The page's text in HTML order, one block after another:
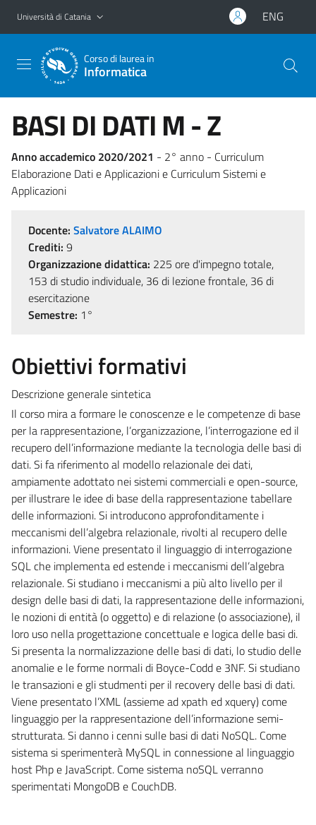
Vai al contenuto principale
Vai al menu di navigazione
Università di Catania ENG
Corso di laurea in
Informatica
BASI DI DATI M - Z
Anno accademico 2020/2021 - 2° anno - Curriculum
Elaborazione Dati e Applicazioni e Curriculum Sistemi e
Applicazioni
Docente: Salvatore ALAIMO
Crediti: 9
Organizzazione didattica: 225 ore d'impegno totale,
153 di studio individuale, 36 di lezione frontale, 36 di
esercitazione
Semestre: 1°
Obiettivi formativi
Descrizione generale sintetica
Il corso mira a formare le conoscenze e le competenze di base
per la rappresentazione, l’organizzazione, l’interrogazione ed il
recupero dell’informazione mediante la tecnologia delle basi di
dati. Si fa riferimento al modello relazionale dei dati,
ampiamente adottato nei sistemi commerciali e open-source,
per illustrare le idee di base della rappresentazione tabellare
delle informazioni. Si introducono approfonditamente i
meccanismi dell’algebra relazionale, rivolti al recupero delle
informazioni. Viene presentato il linguaggio di interrogazione
SQL che implementa ed estende i meccanismi dell’algebra
relazionale. Si studiano i meccanismi a più alto livello per il
design delle basi di dati, la rappresentazione delle informazioni,
le nozioni di entità (o oggetto) e di relazione (o associazione), il
loro uso nella progettazione concettuale e logica delle basi di.
Si presenta la normalizzazione delle basi di dati, lo studio delle
anomalie e le forme normali di Boyce-Codd e 3NF. Si studiano
le transazioni e gli studmenti per il recovery delle basi di dati.
Viene presentato l’XML (assieme ad xpath ed xquery) come
linguaggio per la rappresentazione dell’informazione semi-
strutturata. Si danno i cenni sulle basi di dati NoSQL. Come
sistema si sperimenterà MySQL in connessione al linguaggio
host Php e JavaScript. Come sistema noSQL verranno
sperimentati MongoDB e CouchDB.